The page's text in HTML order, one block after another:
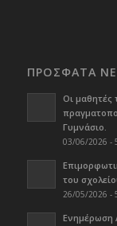
ΠΡΟΣΦΑΤΑ
Οι μαθητές
Γυμνάσιο.
03/06/2026 -
του
26/05/2026 -
Ενημέρωση